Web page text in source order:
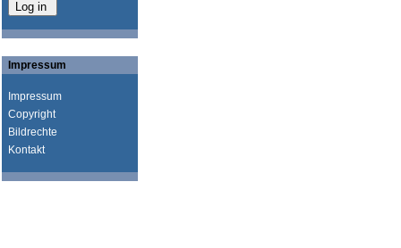
Impressum
Impressum
Copyright
Bildrechte
Kontakt